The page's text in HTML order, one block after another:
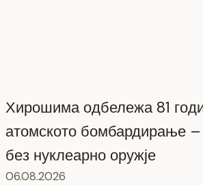
Хирошима одбележа 81
атомското бомбардирање –
без нуклеарно оружје
06.08.2026